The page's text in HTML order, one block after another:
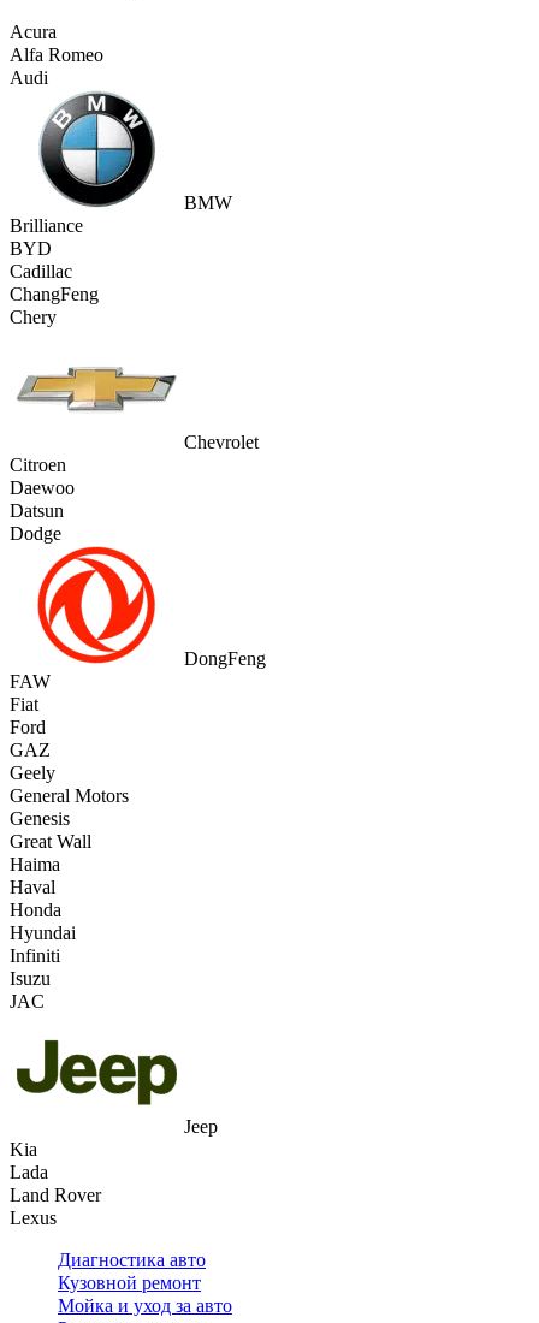
Acura
Alfa Romeo
Audi
BMW
Brilliance
BYD
Cadillac
ChangFeng
Chery
Chevrolet
Citroen
Daewoo
Datsun
Dodge
DongFeng
FAW
Fiat
Ford
GAZ
Geely
General Motors
Genesis
Great Wall
Haima
Haval
Honda
Hyundai
Infiniti
Isuzu
JAC
Jeep
Kia
Lada
Land Rover
Lexus
Диагностика авто
Кузовной ремонт
Мойка и уход за авто